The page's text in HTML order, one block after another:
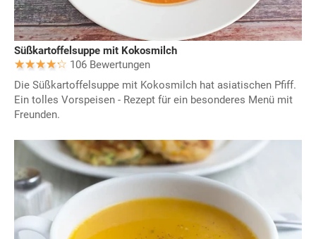
Süßkartoffelsuppe mit Kokosmilch
106 Bewertungen
Die Süßkartoffelsuppe mit Kokosmilch hat asiatischen Pfiff.
Ein tolles Vorspeisen - Rezept für ein besonderes Menü mit
Freunden.